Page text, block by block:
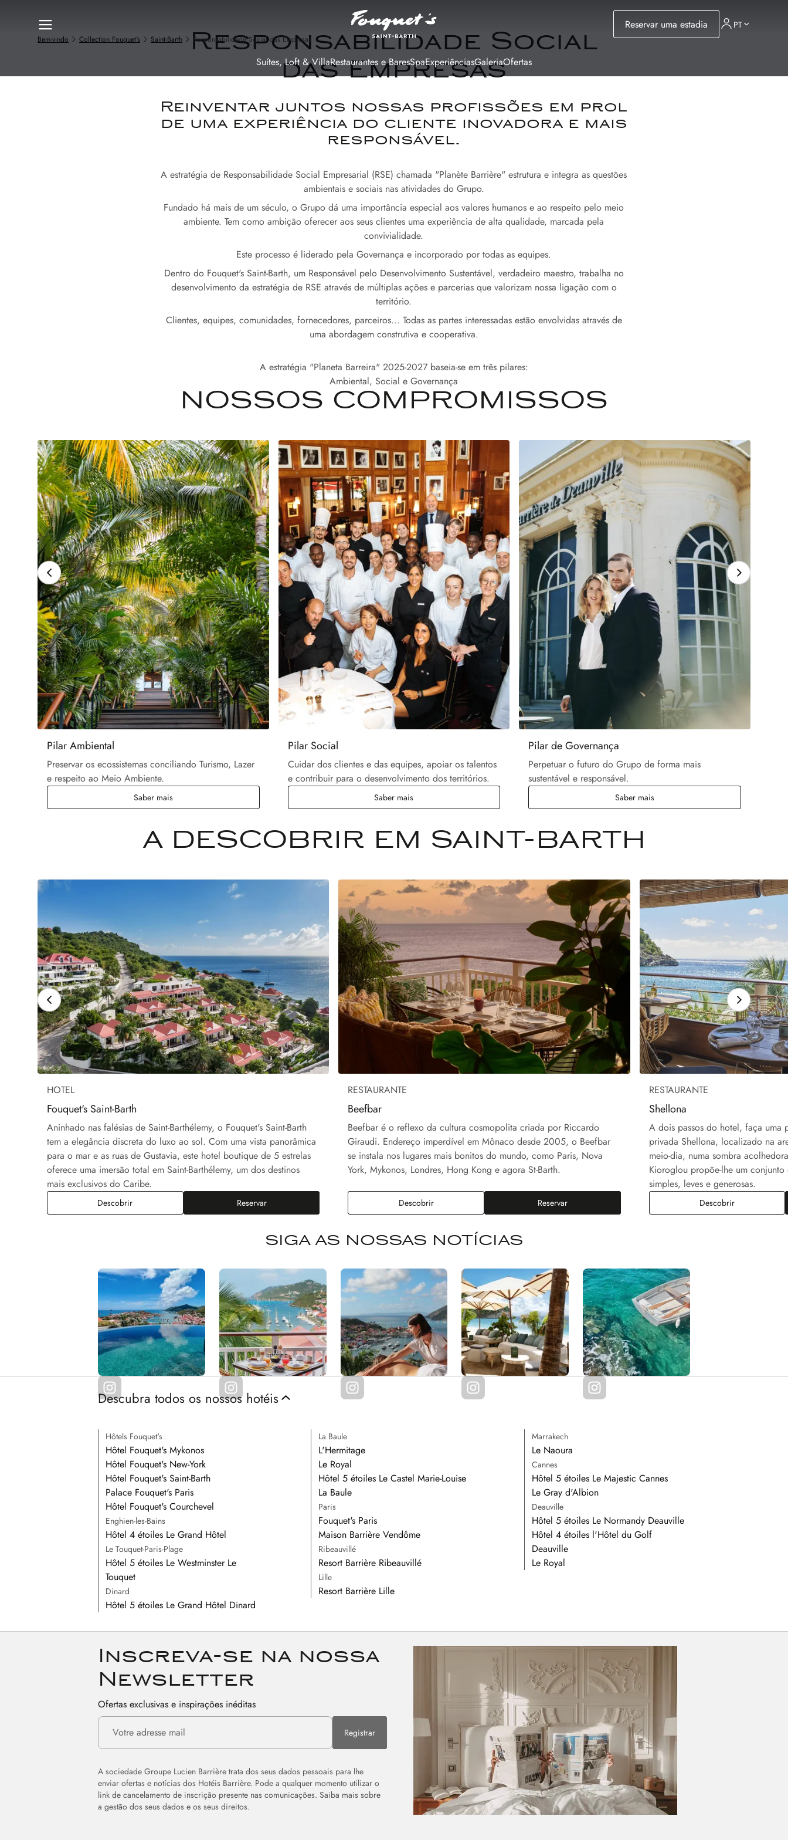
Reservar uma estadia PT
Suítes, Loft & VillaRestaurantes e BaresSpaExperiênciasGaleriaOfertas
Bem-vindo Collection Fouquet's Saint-Barth Responsabilidade Social das Empresas
Responsabilidade Social
das Empresas
Reinventar juntos nossas profissões em prol
de uma experiência do cliente inovadora e mais
responsável.
A estratégia de Responsabilidade Social Empresarial (RSE) chamada "Planète Barrière" estrutura e integra as questões
ambientais e sociais nas atividades do Grupo.
Fundado há mais de um século, o Grupo dá uma importância especial aos valores humanos e ao respeito pelo meio
ambiente. Tem como ambição oferecer aos seus clientes uma experiência de alta qualidade, marcada pela
convivialidade.
Este processo é liderado pela Governança e incorporado por todas as equipes.
Dentro do Fouquet's Saint-Barth, um Responsável pelo Desenvolvimento Sustentável, verdadeiro maestro, trabalha no
desenvolvimento da estratégia de RSE através de múltiplas ações e parcerias que valorizam nossa ligação com o
território.
Clientes, equipes, comunidades, fornecedores, parceiros... Todas as partes interessadas estão envolvidas através de
uma abordagem construtiva e cooperativa.
A estratégia "Planeta Barreira" 2025-2027 baseia-se em três pilares:
Ambiental, Social e Governança
NOSSOS COMPROMISSOS
Pilar Ambiental
Preservar os ecossistemas conciliando Turismo, Lazer
e respeito ao Meio Ambiente.
Saber mais
Pilar Social
Cuidar dos clientes e das equipes, apoiar os talentos
e contribuir para o desenvolvimento dos territórios.
Saber mais
Pilar de Governança
Perpetuar o futuro do Grupo de forma mais
sustentável e responsável.
Saber mais
A DESCOBRIR EM SAINT-BARTH
HOTEL
Fouquet's Saint-Barth
Aninhado nas falésias de Saint-Barthélemy, o Fouquet's Saint-Barth
tem a elegância discreta do luxo ao sol. Com uma vista panorâmica
para o mar e as ruas de Gustavia, este hotel boutique de 5 estrelas
oferece uma imersão total em Saint-Barthélemy, um dos destinos
mais exclusivos do Caribe.
Descobrir Reservar
RESTAURANTE
Beefbar
Beefbar é o reflexo da cultura cosmopolita criada por Riccardo
Giraudi. Endereço imperdível em Mônaco desde 2005, o Beefbar
se instala nos lugares mais bonitos do mundo, como Paris, Nova
York, Mykonos, Londres, Hong Kong e agora St-Barth.
Descobrir Reservar
RESTAURANTE
Shellona
A dois passos do hotel, faça uma
privada Shellona, localizado na
meio-dia, numa sombra
Kioroglou propõe-lhe um
simples, leves e generosas.
Descobrir
SIGA AS NOSSAS NOTÍCIAS
Descubra todos os nossos hotéis
Hôtels Fouquet's
Hôtel Fouquet's Mykonos
Hôtel Fouquet's New-York
Hôtel Fouquet's Saint-Barth
Palace Fouquet's Paris
Hôtel Fouquet's Courchevel
Enghien-les-Bains
Hôtel 4 étoiles Le Grand Hôtel
Le Touquet-Paris-Plage
Hôtel 5 étoiles Le Westminster Le
Touquet
Dinard
Hôtel 5 étoiles Le Grand Hôtel Dinard
La Baule
L'Hermitage
Le Royal
Hôtel 5 étoiles Le Castel Marie-Louise
La Baule
Paris
Fouquet's Paris
Maison Barrière Vendôme
Ribeauvillé
Resort Barrière Ribeauvillé
Lille
Resort Barrière Lille
Marrakech
Le Naoura
Cannes
Hôtel 5 étoiles Le Majestic Cannes
Le Gray d'Albion
Deauville
Hôtel 5 étoiles Le Normandy Deauville
Hôtel 4 étoiles l'Hôtel du Golf
Deauville
Le Royal
Inscreva-se na nossa
Newsletter
Ofertas exclusivas e inspirações inéditas
Registrar
A sociedade Groupe Lucien Barrière trata dos seus dados pessoais para lhe
enviar ofertas e notícias dos Hotéis Barrière. Pode a qualquer momento utilizar o
link de cancelamento de inscrição presente nas comunicações. Saiba mais sobre
a gestão dos seus dados e os seus direitos.